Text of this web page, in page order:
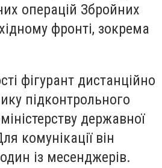
операцій Збройних
фронті, зокрема
фігурант дистанційно
підконтрольного
державної
комунікації він
із месенджерів.